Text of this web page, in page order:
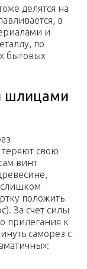
делятся на
в
и
по
бытовых
шлицами
свою
винт
положить
За счет силы
прилегания к
саморез с